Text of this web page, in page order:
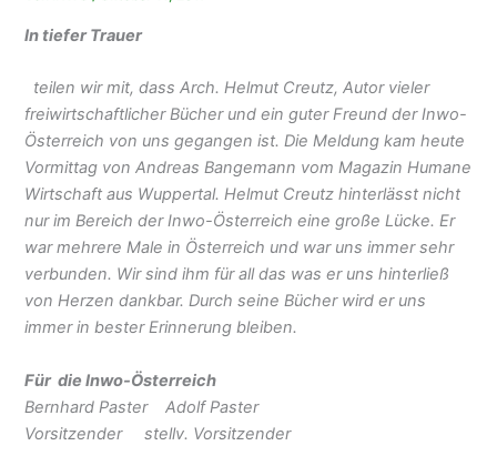
In tiefer Trauer
teilen wir mit, dass Arch. Helmut Creutz, Autor vieler
freiwirtschaftlicher Bücher und ein guter Freund der Inwo-
Österreich von uns gegangen ist. Die Meldung kam heute
Vormittag von Andreas Bangemann vom Magazin Humane
Wirtschaft aus Wuppertal. Helmut Creutz hinterlässt nicht
nur im Bereich der Inwo-Österreich eine große Lücke. Er
war mehrere Male in Österreich und war uns immer sehr
verbunden. Wir sind ihm für all das was er uns hinterließ
von Herzen dankbar. Durch seine Bücher wird er uns
immer in bester Erinnerung bleiben.
Für die Inwo-Österreich
Bernhard Paster Adolf Paster
Vorsitzender stellv. Vorsitzender